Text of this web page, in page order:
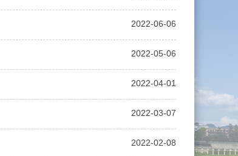
2022-06-06
2022-05-06
2022-04-01
2022-03-07
2022-02-08